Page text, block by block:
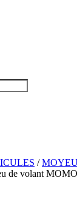
/
de volant